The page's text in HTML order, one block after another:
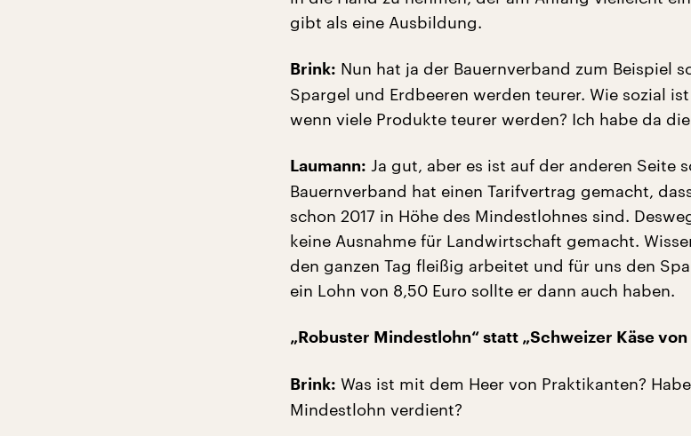
gibt als eine Ausbildung.
Brink: Nun hat ja der Bauernverband zum Beispiel
Spargel und Erdbeeren werden teurer. Wie sozial
wenn viele Produkte teurer werden? Ich habe da
Laumann: Ja gut, aber es ist auf der anderen Seite
Bauernverband hat einen Tarifvertrag gemacht,
schon 2017 in Höhe des Mindestlohnes sind.
keine Ausnahme für Landwirtschaft gemacht.
den ganzen Tag fleißig arbeitet und für uns den
ein Lohn von 8,50 Euro sollte er dann auch haben.
„Robuster Mindestlohn“ statt „Schweizer Käse von
Brink: Was ist mit dem Heer von Praktikanten?
Mindestlohn verdient?